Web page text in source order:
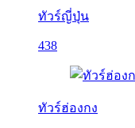
ทัวร์ญี่ปุ่น
438
ทัวร์ฮ่องกง